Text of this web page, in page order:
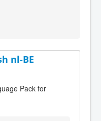
nl-BE
Pack for